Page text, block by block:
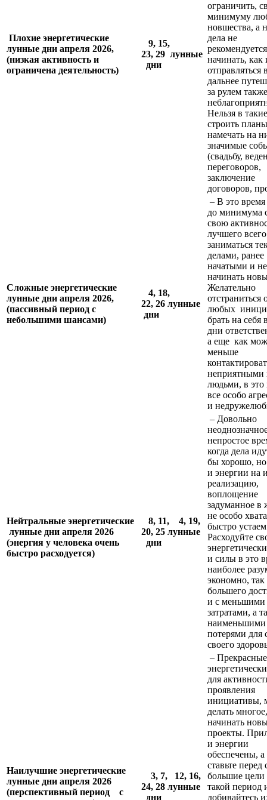
Плохие энергетические
лунные дни апреля 2026,
(низкая активность и
ограничена деятельность)
9, 15,
23, 29 лунные
дни
ограничить,
минимуму
новшества, а
дела не
начинать, как
отправляться
дальнее
за рулем
Нельзя в
строить
намечать на
значимые
(свадьбу,
переговоров,
заключение
договоров,
Сложные энергетические
лунные дни апреля 2026,
(пассивный период с
небольшими шансами)
4, 18,
22, 26 лунные
дни
– В это время
до минимума
свою
лучшего всего
заниматься
делами, ранее
начатыми и не
начинать
Желательно
отстраниться
любых
брать на себя
дни
а еще как
меньше
неприятными
людьми, в это
все особо
и
Нейтральные энергетические
лунные дни апреля 2026
(энергия у человека очень
быстро расходуется)
8, 11,
4, 19,
20, 25 лунные
дни
– Довольно
непростое
когда дела
бы хорошо, но
и энергии на
реализацию,
воплощение
задуманное в
не особо
быстро
Расходуйте
и силы в это
наиболее
экономно,
большего
и с меньшими
затратами, а
наименьшими
потерями для
своего
Наилучшие энергетические
лунные дни апреля 2026
(перспективный период с
3, 7,
12, 16,
24, 28 лунные
дни
– Прекрасные
для
проявления
инициативы,
делать многое,
начинать
проекты.
и энергии
обеспечены, а
ставьте перед
большие цели
такой период
добивайтесь